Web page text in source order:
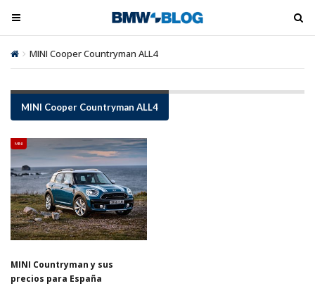
M
e
n
ú
o
g
l
e
M
e
ú
MINI Cooper Countryman ALL4
MINI Cooper Countryman ALL4
MINI
MINI Countryman y sus
precios para España